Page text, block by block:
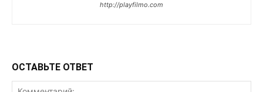
http://playfilmo.com
ОСТАВЬТЕ ОТВЕТ